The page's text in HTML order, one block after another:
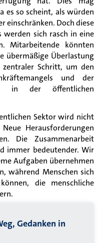
es so scheint, als würden
einschränken. Doch diese
werden sich rasch in eine
Mitarbeitende könnten
übermäßige Überlastung
Schritt, um den
und der
in der öffentlichen
Sektor wird nicht
Herausforderungen
Die Zusammenarbeit
immer bedeutender. Wir
Aufgaben übernehmen
während Menschen sich
die menschliche
Gedanken in